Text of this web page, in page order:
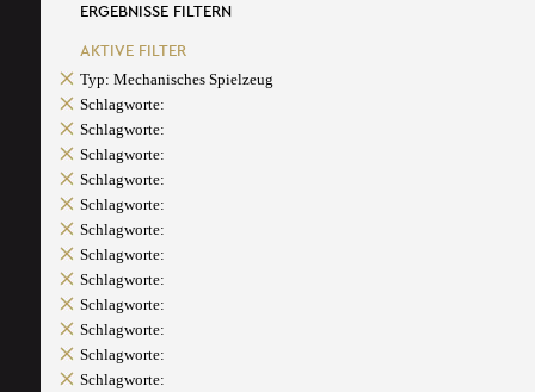
ERGEBNISSE FILTERN
AKTIVE FILTER
Typ: Mechanisches Spielzeug
Schlagworte:
Schlagworte:
Schlagworte:
Schlagworte:
Schlagworte:
Schlagworte:
Schlagworte:
Schlagworte:
Schlagworte:
Schlagworte:
Schlagworte:
Schlagworte: